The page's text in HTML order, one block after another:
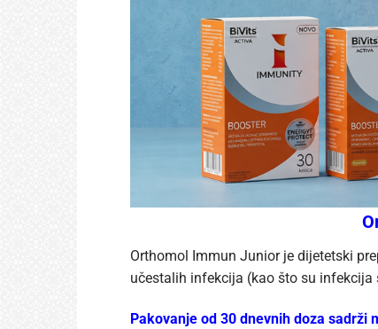
Orthomol Immun Junior je dijetetski
učestalih infekcija (kao što su infekcija
Pakovanje od 30 dnevnih doza